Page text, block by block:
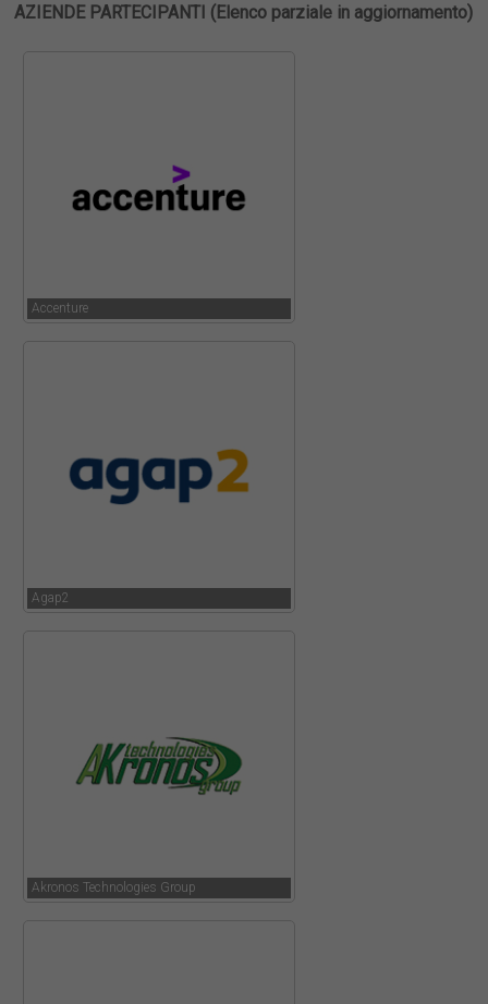
AZIENDE PARTECIPANTI (Elenco parziale in aggiornamento)
Accenture
Agap2
Akronos Technologies Group